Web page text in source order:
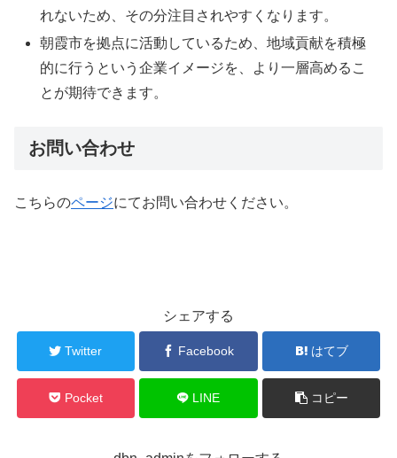
れないため、その分注目されやすくなります。
朝霞市を拠点に活動しているため、地域貢献を積極
的に行うという企業イメージを、より一層高めるこ
とが期待できます。
お問い合わせ
こちらのページにてお問い合わせください。
シェアする
Twitter Facebook はてブ
Pocket LINE コピー